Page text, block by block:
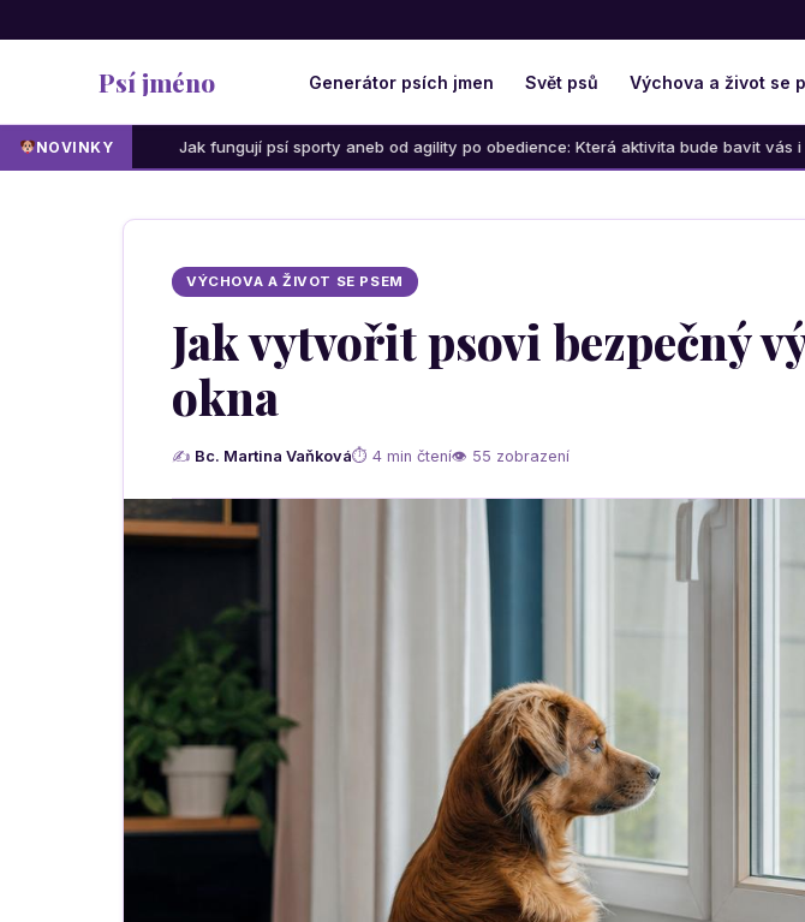
Psí jméno Generátor psích jmen Svět psů Výchova a život se
NOVINKY
Jak fungují psí sporty aneb od agility po obedience: Která aktivita bude bavit vás i vašeho psa
VÝCHOVA A ŽIVOT SE PSEM
Jak vytvořit psovi bezpečný
okna
✍ Bc. Martina Vaňková⏱ 4 min čtení👁 55 zobrazení